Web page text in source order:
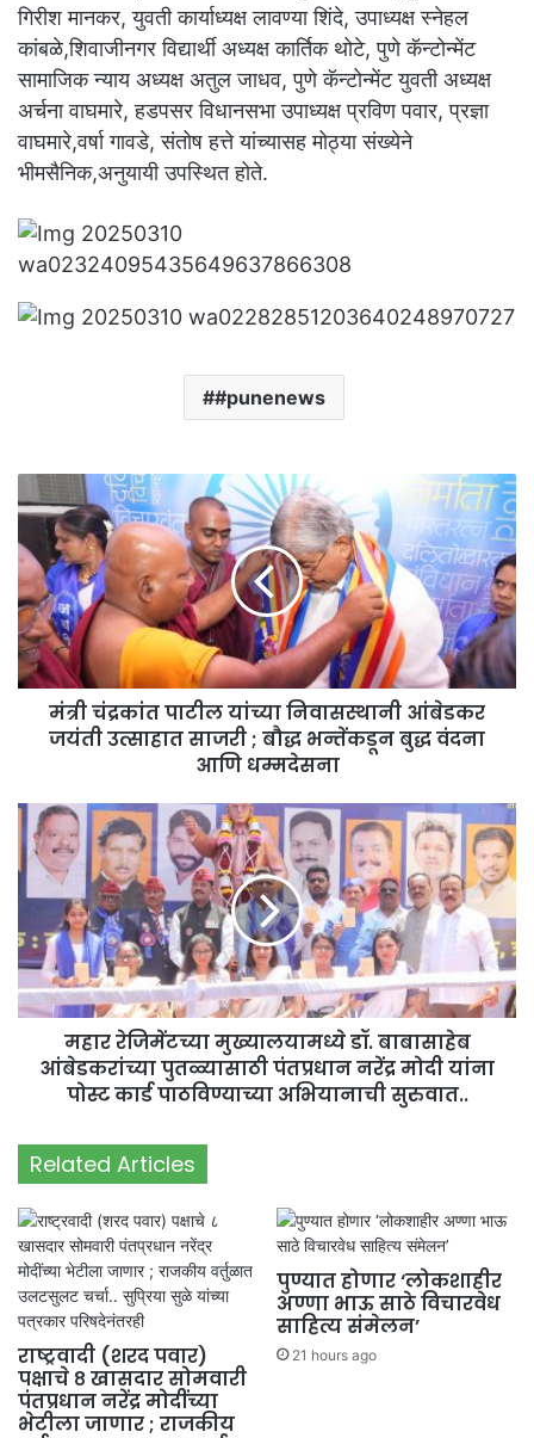
गिरीश मानकर, युवती कार्याध्यक्ष लावण्या शिंदे, उपाध्यक्ष स्नेहल
कांबळे,शिवाजीनगर विद्यार्थी अध्यक्ष कार्तिक थोटे, पुणे कॅन्टोन्मेंट
सामाजिक न्याय अध्यक्ष अतुल जाधव, पुणे कॅन्टोन्मेंट युवती अध्यक्ष
अर्चना वाघमारे, हडपसर विधानसभा उपाध्यक्ष प्रविण पवार, प्रज्ञा
वाघमारे,वर्षा गावडे, संतोष हत्ते यांच्यासह मोठ्या संख्येने
भीमसैनिक,अनुयायी उपस्थित होते.
#punenews
मंत्री चंद्रकांत पाटील यांच्या निवासस्थानी आंबेडकर
जयंती उत्साहात साजरी ; बौद्ध भन्तेंकडून बुद्ध वंदना
आणि धम्मदेसना
महार रेजिमेंटच्या मुख्यालयामध्ये डॉ. बाबासाहेब
आंबेडकरांच्या पुतळ्यासाठी पंतप्रधान नरेंद्र मोदी यांना
पोस्ट कार्ड पाठविण्याच्या अभियानाची सुरुवात..
Related Articles
राष्ट्रवादी (शरद पवार)
पक्षाचे ८ खासदार सोमवारी
पंतप्रधान नरेंद्र मोदींच्या
भेटीला जाणार ; राजकीय
पुण्यात होणार ‘लोकशाहीर
अण्णा भाऊ साठे विचारवेध
साहित्य संमेलन’
21 hours ago